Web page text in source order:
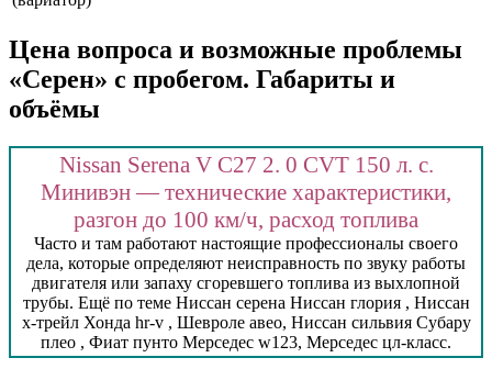
Цена вопроса и возможные проблемы
«Серен» с пробегом. Габариты и
объёмы
Nissan Serena V C27 2. 0 CVT 150 л. с.
Минивэн — технические характеристики,
разгон до 100 км/ч, расход топлива
Часто и там работают настоящие профессионалы своего
дела, которые определяют неисправность по звуку работы
двигателя или запаху сгоревшего топлива из выхлопной
трубы. Ещё по теме Ниссан серена Ниссан глория , Ниссан
x-трейл Хонда hr-v , Шевроле авео, Ниссан сильвия Субару
плео , Фиат пунто Мерседес w123, Мерседес цл-класс.